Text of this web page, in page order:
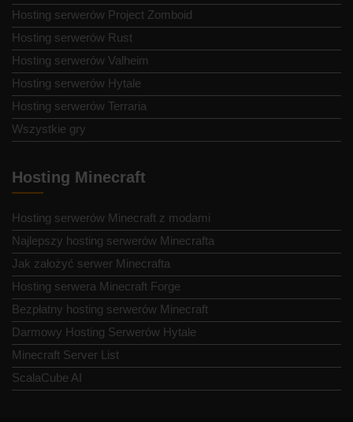
Hosting serwerów Project Zomboid
Hosting serwerów Rust
Hosting serwerów Valheim
Hosting serwerów Hytale
Hosting serwerów Terraria
Wszystkie gry
Hosting Minecraft
Hosting serwerów Minecraft z modami
Najlepszy hosting serwerów Minecrafta
Jak założyć serwer Minecrafta
Hosting serwera Minecraft Forge
Bezpłatny hosting serwerów Minecraft
Darmowy Hosting Serwerów Hytale
Minecraft Server List
ScalaCube AI